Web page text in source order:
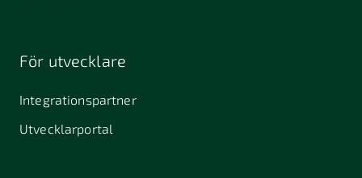
För utvecklare
Integrationspartner
Utvecklarportal